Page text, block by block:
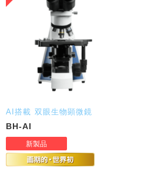
AI搭載 双眼生物顕微鏡
BH-AI